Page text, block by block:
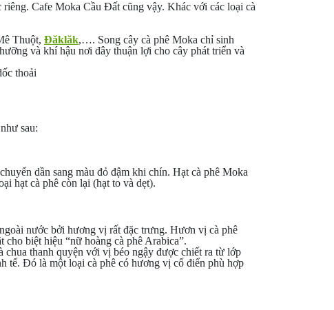
Cafe Moka Cầu Đất cũng vậy. Khác với các loại cà
Thuột, Đăklăk,…. Song cây cà phê Moka chỉ sinh
và khí hậu nơi đây thuận lợi cho cây phát triển và
thoải
sau:
dần sang màu đỏ đậm khi chín. Hạt cà phê Moka
hạt cà phê còn lại (hạt to và dẹt).
nước bởi hương vị rất đặc trưng. Hươn vị cà phê
biệt hiệu “nữ hoàng cà phê Arabica”.
chua thanh quyện với vị béo ngậy được chiết ra từ lớp
tế. Đó là một loại cà phê có hương vị cổ điển phù hợp